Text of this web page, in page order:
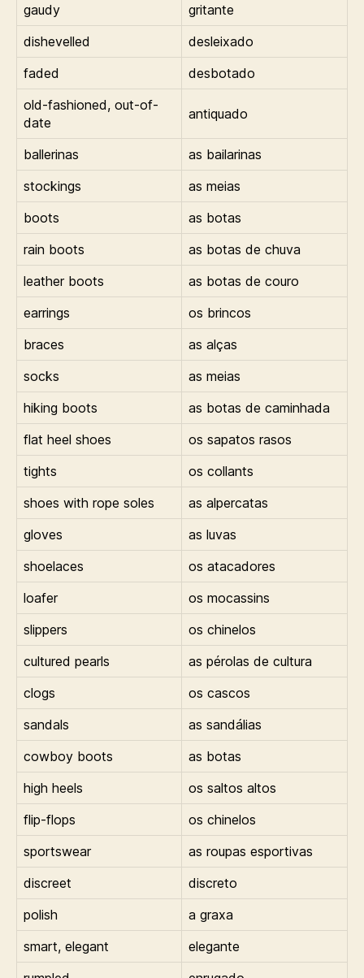
gaudy
gritante
dishevelled
desleixado
faded
desbotado
old-fashioned, out-of-
date
antiquado
ballerinas
as bailarinas
stockings
as meias
boots
as botas
rain boots
as botas de chuva
leather boots
as botas de couro
earrings
os brincos
braces
as alças
socks
as meias
hiking boots
as botas de caminhada
flat heel shoes
os sapatos rasos
tights
os collants
shoes with rope soles
as alpercatas
gloves
as luvas
shoelaces
os atacadores
loafer
os mocassins
slippers
os chinelos
cultured pearls
as pérolas de cultura
clogs
os cascos
sandals
as sandálias
cowboy boots
as botas
high heels
os saltos altos
flip-flops
os chinelos
sportswear
as roupas esportivas
discreet
discreto
polish
a graxa
smart, elegant
elegante